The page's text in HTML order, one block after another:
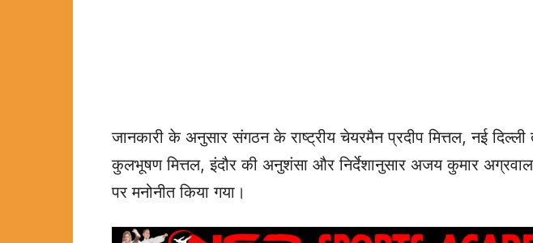
जानकारी के अनुसार संगठन के राष्ट्रीय चेयरमैन प्रदीप मित्तल, नई दिल्ली
कुलभूषण मित्तल, इंदौर की अनुशंसा और निर्देशानुसार अजय कुमार अग्रवाल
पर मनोनीत किया गया।